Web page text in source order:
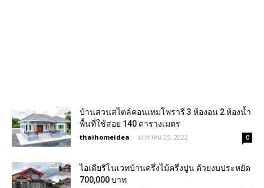
บ้านสวนสไตล์คอนเทมโพรารี่ 3 ห้องอน 2 ห้องน้ำ
พื้นที่ใช้สอย 140 ตารางเมตร
thaihomeidea - มกราคม 25, 2022 0
ไอเดียรีโนเวทบ้านครึ่งไม้ครึ่งปูน ด้วยงบประหยัด
700,000 บาท